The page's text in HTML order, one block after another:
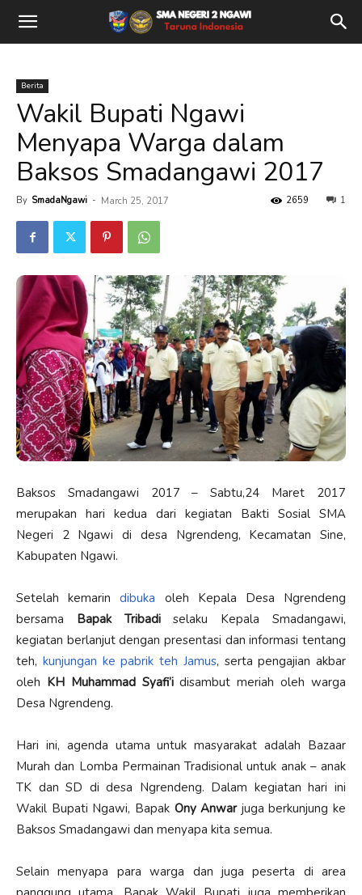
Berita
Wakil Bupati Ngawi
Menyapa Warga dalam
Baksos Smadangawi 2017
By SmadaNgawi - March 25, 2017 1
2659
Baksos Smadangawi 2017 – Sabtu,24 Maret 2017
merupakan hari kedua dari kegiatan Bakti Sosial SMA
Negeri 2 Ngawi di desa Ngrendeng, Kecamatan Sine,
Kabupaten Ngawi.
Setelah kemarindibuka oleh Kepala Desa Ngrendeng
bersama Bapak Tribadiselaku Kepala Smadangawi,
kegiatan berlanjut dengan presentasi dan informasi tentang
teh, kunjungan ke pabrik teh Jamus, serta pengajian akbar
oleh KH Muhammad Syafi’idisambut meriah oleh warga
Desa Ngrendeng.
Hari ini, agenda utama untuk masyarakat adalah Bazaar
Murah dan Lomba Permainan Tradisional untuk anak – anak
TK dan SD di desa Ngrendeng. Dalam kegiatan hari ini
Wakil Bupati Ngawi, Bapak Ony Anwarjuga berkunjung ke
Baksos Smadangawi dan menyapa kita semua.
Selain menyapa para warga dan juga peserta di area